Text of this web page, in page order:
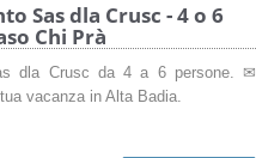
Sas dla Crusc - 4 o 6
Chi Prà
dla Crusc da 4 a 6 persone. ✉
vacanza in Alta Badia.